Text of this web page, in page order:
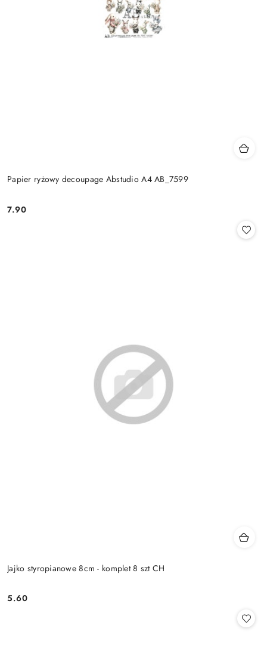
Papier ryżowy decoupage Abstudio A4 AB_7599
Cena:
7.90
Jajko styropianowe 8cm - komplet 8 szt CH
Cena:
5.60